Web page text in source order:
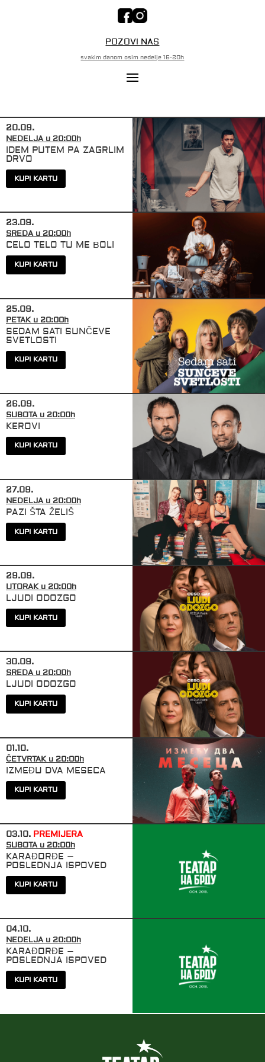
POZOVI NAS
svakim danom osim nedelje 16-20h
20.09.
NEDELJA u 20:00h
IDEM PUTEM PA ZAGRLIM
DRVO
KUPI KARTU
y
23.09.
SREDA u 20:00h
CELO TELO TU ME BOLI
KUPI KARTU
y
25.09.
PETAK u 20:00h
SEDAM SATI SUNČEVE
SVETLOSTI
KUPI KARTU
26.09.
SUBOTA u 20:00h
KEROVI
KUPI KARTU
27.09.
NEDELJA u 20:00h
PAZI ŠTA ŽELIŠ
KUPI KARTU
y
29.09.
UTORAK u 20:00h
LJUDI ODOZGO
KUPI KARTU
30.09.
SREDA u 20:00h
LJUDI ODOZGO
KUPI KARTU
01.10.
ČETVRTAK u 20:00h
IZMEĐU DVA MESECA
KUPI KARTU
03.10. PREMIJERA
SUBOTA u 20:00h
KARAĐORĐE –
POSLEDNJA ISPOVED
KUPI KARTU
04.10.
NEDELJA u 20:00h
KARAĐORĐE –
POSLEDNJA ISPOVED
KUPI KARTU